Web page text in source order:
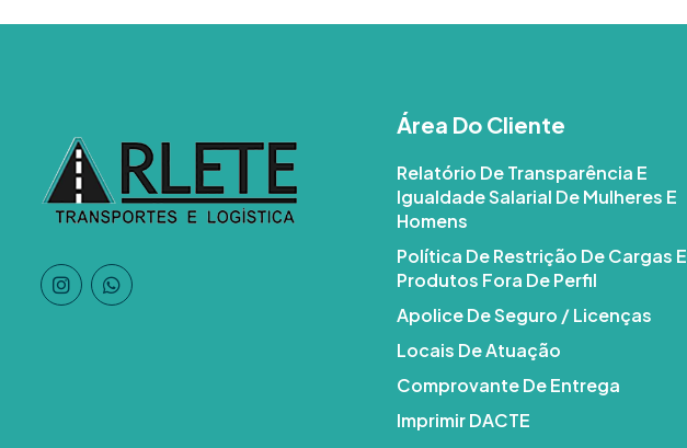
Área Do Cliente
Relatório De Transparência E
Igualdade Salarial De Mulheres E
Homens
Política De Restrição De Cargas E
Produtos Fora De Perfil
Apolice De Seguro / Licenças
Locais De Atuação
Comprovante De Entrega
Imprimir DACTE